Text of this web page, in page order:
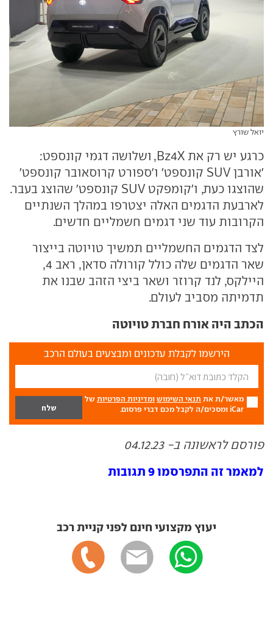
יואל שורץ
כרגע יש רק את Bz4X, ושלושה דגמי קונספט:
'אורבן SUV קונספט' ו'ספורט קרוסאובר קונספט'
שהוצגו כעת, ו'קומפקט SUV קונספט' שהוצג בעבר.
לארבעת הדגמים האלה יצטרפו במהלך השנתיים
הקרובות עוד שני דגמים חשמליים חדשים.
לצד הדגמים החשמליים תמשיך טויוטה בייצור
שאר הדגמים שלה כולל קורולה סדאן, ראב 4,
היילקס, לנד קרוזר ושאר ביצי הזהב שבנו את
תדמיתה מסביב לעולם.
הכתב היה אורח חברת טויוטה
הירשמו לקבלת עדכונים ומבצעים בעולם הרכב
מאשר/ת את תנאי השימוש ומדיניות הפרטיות של
iCar ומסכים/ה לקבל מכם דברי פרסום.
פורסם לראשונה ב- 04.12.23
למאמר זה התפרסמו 9 תגובות
יעוץ מקצועי חינם לפני קניית רכב